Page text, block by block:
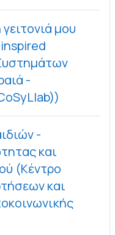
μου
-
-
και
(Κέντρο
και